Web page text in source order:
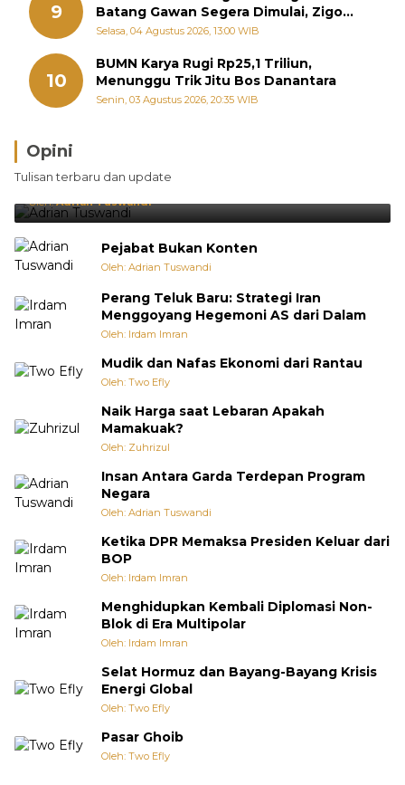
9
Batang Gawan Segera Dimulai, Zigo
Rolanda Pastikan Proyek Berjalan
Selasa, 04 Agustus 2026, 13:00 WIB
10
BUMN Karya Rugi Rp25,1 Triliun,
Menunggu Trik Jitu Bos Danantara
Senin, 03 Agustus 2026, 20:35 WIB
Opini
Tulisan terbaru dan update
Brasil Lebih Diunggulkan, tetapi Jepang Selalu
Punya Cara Membuat Kejutan
Oleh:Adrian Tuswandi
Pejabat Bukan Konten
Oleh: Adrian Tuswandi
Perang Teluk Baru: Strategi Iran
Menggoyang Hegemoni AS dari Dalam
Oleh: Irdam Imran
Mudik dan Nafas Ekonomi dari Rantau
Oleh: Two Efly
Naik Harga saat Lebaran Apakah
Mamakuak?
Oleh: Zuhrizul
Insan Antara Garda Terdepan Program
Negara
Oleh: Adrian Tuswandi
Ketika DPR Memaksa Presiden Keluar dari
BOP
Oleh: Irdam Imran
Menghidupkan Kembali Diplomasi Non-
Blok di Era Multipolar
Oleh: Irdam Imran
Selat Hormuz dan Bayang-Bayang Krisis
Energi Global
Oleh: Two Efly
Pasar Ghoib
Oleh: Two Efly